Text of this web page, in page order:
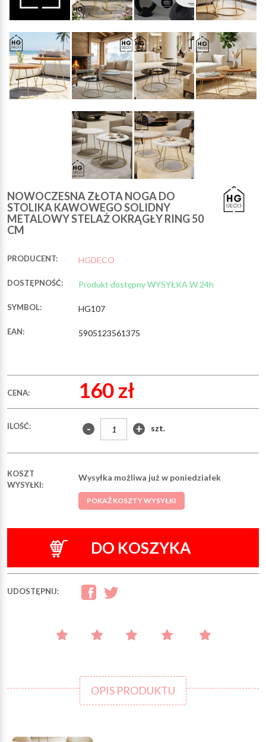
NOWOCZESNA ZŁOTA NOGA DO
STOLIKA KAWOWEGO SOLIDNY
METALOWY STELAŻ OKRĄGŁY RING 50
CM
PRODUCENT: HGDECO
DOSTĘPNOŚĆ: Produkt dostępny WYSYŁKA W 24h
SYMBOL: HG107
EAN: 5905123561375
CENA: 160 zł
ILOŚĆ: - + szt.
KOSZT
WYSYŁKI:
Wysyłka możliwa już w poniedziałek
POKAŻ KOSZTY WYSYŁKI
DO KOSZYKA
UDOSTĘPNIJ:
OPIS PRODUKTU